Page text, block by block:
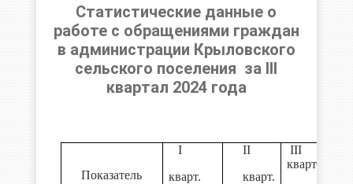
Статистические данные о
работе с обращениями граждан
в администрации Крыловского
сельского поселения за III
квартал 2024 года
Показатель
I
кварт.
II
кварт.
III
кварт.